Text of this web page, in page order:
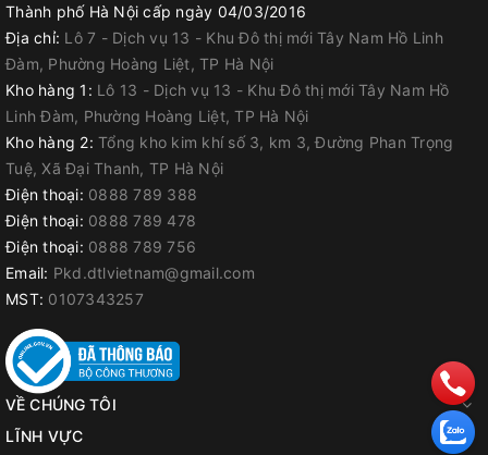
Thành phố Hà Nội cấp ngày 04/03/2016
Địa chỉ: Lô 7 - Dịch vụ 13 - Khu Đô thị mới Tây Nam Hồ Linh
Đàm, Phường Hoàng Liệt, TP Hà Nội
Kho hàng 1: Lô 13 - Dịch vụ 13 - Khu Đô thị mới Tây Nam Hồ
Linh Đàm, Phường Hoàng Liệt, TP Hà Nội
Kho hàng 2: Tổng kho kim khí số 3, km 3, Đường Phan Trọng
Tuệ, Xã Đại Thanh, TP Hà Nội
Điện thoại: 0888 789 388
Điện thoại: 0888 789 478
Điện thoại: 0888 789 756
Email: Pkd.dtlvietnam@gmail.com
MST: 0107343257
VỀ CHÚNG TÔI
LĨNH VỰC